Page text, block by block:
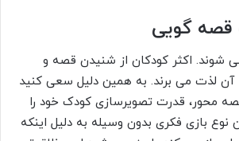
قصه گویی
اکثر کودکان از شنیدن قصه و
آن لذت می برند. به همین دلیل سعی کنید
محور، قدرت تصویرسازی کودک خود را
نوع بازی فکری بدون وسیله به دلیل اینکه